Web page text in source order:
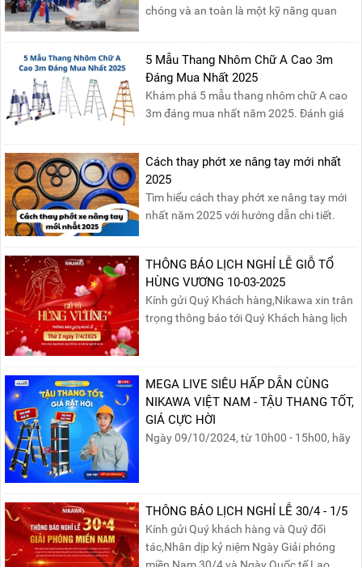
chóng và an toàn là một kỹ năng quan
cháy xăng dầu rất dễ lan rộng và gây thiệt
hại nghiêm trọng nếu không được xử lý kịp
thời. Vì vậy, việc hiểu rõ các phương pháp
dập tắt...
5 Mẫu Thang Nhôm Chữ A Cao 3m
Đáng Mua Nhất 2025
Khám phá 5 mẫu thang nhôm chữ A cao
3m đáng mua nhất năm 2025. Đánh giá
sản phẩm phù hợp!
Cách thay phớt xe nâng tay mới nhất
2025
Tìm hiểu cách thay phớt xe nâng tay mới
nhất năm 2025 với hướng dẫn chi tiết.
phớt đúng cách, giúp xe nâng hoạt động
hiệu quả và bền lâu!
THÔNG BÁO LỊCH NGHỈ LỄ GIỖ TỔ
HÙNG VƯƠNG 10-03-2025
Kính gửi Quý Khách hàng,Nikawa xin trân
trọng thông báo tới Quý Khách hàng lịch
07/04/2025, nhằm ngày Giỗ Tổ Hùng
Vương – dịp để tưởng nhớ công ơn dựng
nước của các Vua Hùng....
MEGA LIVE SIÊU HẤP DẪN CÙNG
NIKAWA VIỆT NAM - TẬU THANG TỐT,
GIÁ CỰC HỜI
Ngày 09/10/2024, từ 10h00 - 15h00, hãy
phần quà siêu hấp dẫn và mua sắm
những sản phẩm thang chính hãng với
mức giá không thể tốt hơn!Tham gia
Mega Live, bạn sẽ nhận được gì?...
THÔNG BÁO LỊCH NGHỈ LỄ 30/4 - 1/5
Kính gửi Quý khách hàng và Quý đối
tác,Nhân dịp kỷ niệm Ngày Giải phóng